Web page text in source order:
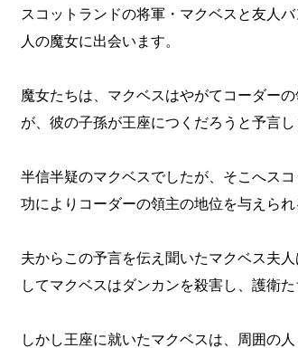
スコットランドの将軍・マクベスと友人
人の魔女に出会います。
魔女たちは、マクベスはやがてコーダー
が、彼の子孫が王座につくだろうと予言し
半信半疑のマクベスでしたが、そこへス
功によりコーダーの領主の地位を与えら
夫からこの予言を伝え聞いたマクベス夫
してマクベスはダンカンを殺害し、護衛
しかし王座に就いたマクベスは、周囲の